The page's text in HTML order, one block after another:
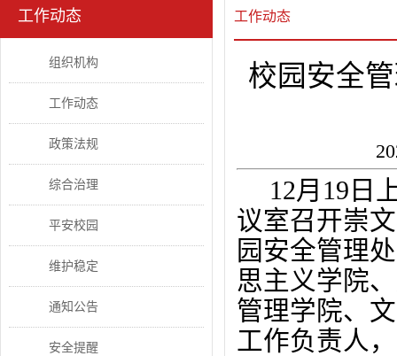
工作动态
组织机构
工作动态
政策法规
综合治理
平安校园
维护稳定
通知公告
安全提醒
工作动态
校园安全
12月19日
议室召开崇
园安全管理
思主义学院
管理学院、
工作负责人